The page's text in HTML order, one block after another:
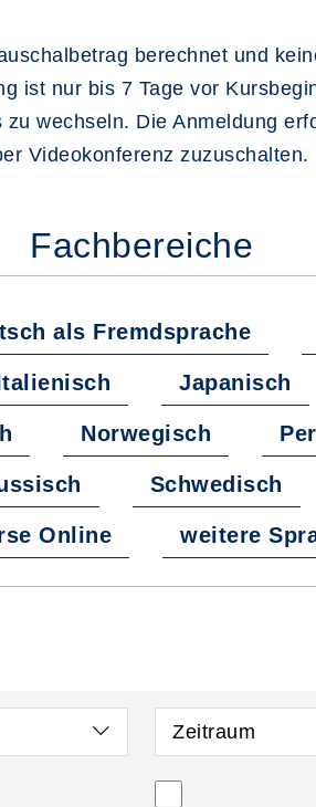
berechnet und
ist nur bis 7 Tage vor
wechseln. Die Anmeldung
Videokonferenz zuzuschalten.
Fachbereiche
als Fremdsprache
Japanisch
Norwegisch
Schwedisch
Online weitere
Zeitraum